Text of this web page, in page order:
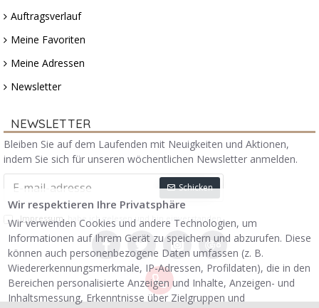
Auftragsverlauf
Meine Favoriten
Meine Adressen
Newsletter
NEWSLETTER
Bleiben Sie auf dem Laufenden mit Neuigkeiten und Aktionen,
indem Sie sich für unseren wöchentlichen Newsletter anmelden.
Schicken
Impressum habe ich gelesen und bin einverstanden.
Wir respektieren Ihre Privatsphäre
Wir verwenden Cookies und andere Technologien, um
Informationen auf Ihrem Gerät zu speichern und abzurufen. Diese
können auch personenbezogene Daten umfassen (z. B.
Wiedererkennungsmerkmale, IP-Adressen, Profildaten), die in den
Bereichen personalisierte Anzeigen und Inhalte, Anzeigen- und
Inhaltsmessung, Erkenntnisse über Zielgruppen und